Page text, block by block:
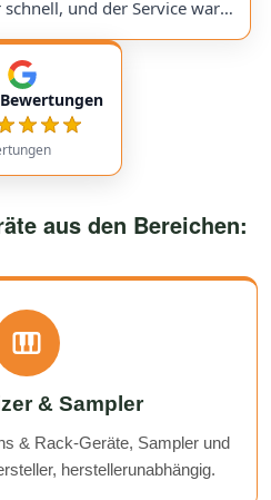
und der Service war
came very quickly, and the
friendly and reliable.
aus den Bereichen:
& Sampler
& Rack-Geräte, Sampler und
herstellerunabhängig.